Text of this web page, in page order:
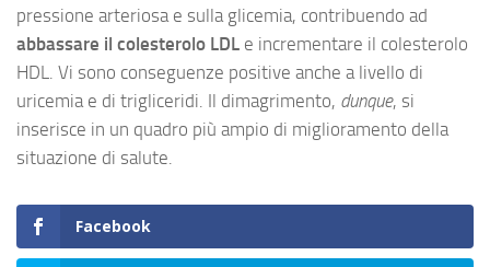
pressione arteriosa e sulla glicemia, contribuendo ad
abbassare il colesterolo LDL e incrementare il colesterolo
HDL. Vi sono conseguenze positive anche a livello di
uricemia e di trigliceridi. Il dimagrimento, dunque, si
inserisce in un quadro più ampio di miglioramento della
situazione di salute.
Facebook